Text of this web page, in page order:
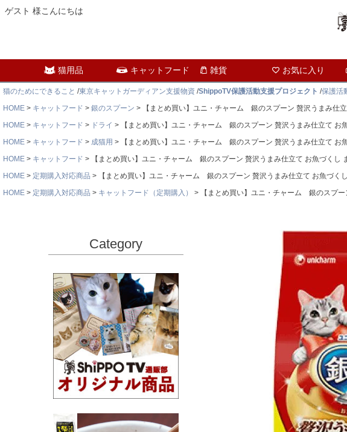
ゲスト 様こんにちは
猫用品 キャットフード 雑貨 お気に入り
猫のためにできること /東京キャットガーディアン支援物資 /ShippoTV保護活動支援プロジェクト /保護活
HOME
キャットフード 銀のスプーン
【まとめ買い】ユニ・チャーム 銀のスプーン 贅沢うまみ
HOME
キャットフード ドライ
【まとめ買い】ユニ・チャーム 銀のスプーン 贅沢うまみ仕立て
HOME
キャットフード 成猫用
【まとめ買い】ユニ・チャーム 銀のスプーン 贅沢うまみ仕立て
HOME
キャットフード
【まとめ買い】ユニ・チャーム 銀のスプーン 贅沢うまみ仕立て お魚づく
HOME
定期購入対応商品
【まとめ買い】ユニ・チャーム 銀のスプーン 贅沢うまみ仕立て お魚づ
HOME
定期購入対応商品 キャットフード（定期購入） 【まとめ買い】ユニ・チャーム 銀のスプ
Category